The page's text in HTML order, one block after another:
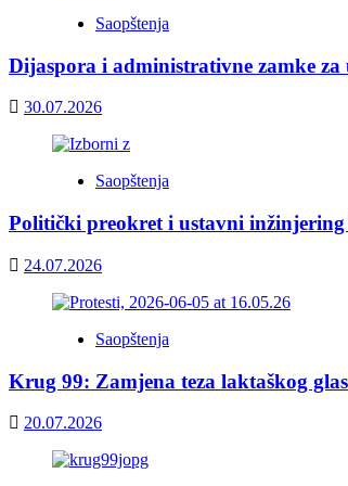
Saopštenja
Dijaspora i administrativne zamke za
30.07.2026
Saopštenja
Politički preokret i ustavni
24.07.2026
Saopštenja
Krug 99: Zamjena teza laktaškog
20.07.2026